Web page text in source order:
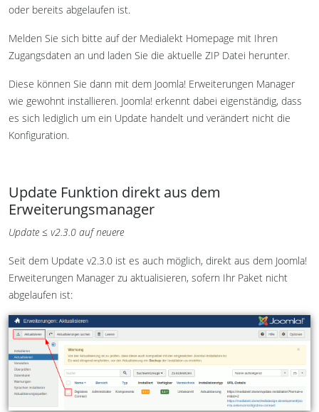
oder bereits abgelaufen ist.
Melden Sie sich bitte auf der Medialekt Homepage mit Ihren
Zugangsdaten an und laden Sie die aktuelle ZIP Datei herunter.
Diese können Sie dann mit dem Joomla! Erweiterungen Manager
wie gewohnt installieren. Joomla! erkennt dabei eigenständig, dass
es sich lediglich um ein Update handelt und verändert nicht die
Konfiguration.
Update Funktion direkt aus dem
Erweiterungsmanager
Update ≤ v2.3.0 auf neuere
Seit dem Update v2.3.0 ist es auch möglich, direkt aus dem Joomla!
Erweiterungen Manager zu aktualisieren, sofern Ihr Paket nicht
abgelaufen ist: